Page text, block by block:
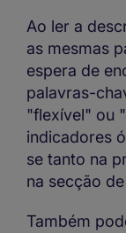
Ao ler a
as mesmas
espera de
palavras-
"flexível" ou
indicadores
se tanto na
na secção
Também